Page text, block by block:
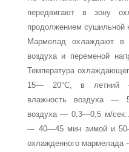
передвигают в зону
продол­жением сушильной
Мармелад охлаждают в
воздуха и переменой
Тем­пература
15— 20°С, в летний —
влажность возду­ха —
воздуха — 0,3—0,5 м/сек:.
— 40—45 мин зимой и
охлажденного